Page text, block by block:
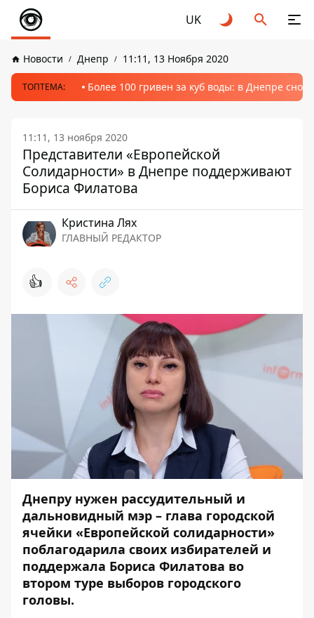
UK
Новости Днепр 11:11, 13 Ноября 2020
ТОПТЕМА: Более 100 гривен за куб воды: в Днепре
11:11, 13 ноября 2020
Представители «Европейской
Солидарности» в Днепре поддерживают
Бориса Филатова
Кристина Лях
ГЛАВНЫЙ РЕДАКТОР
👍
Днепру нужен рассудительный и
дальновидный мэр – глава городской
ячейки «Европейской солидарности»
поблагодарила своих избирателей и
поддержала Бориса Филатова во
втором туре выборов городского
головы.